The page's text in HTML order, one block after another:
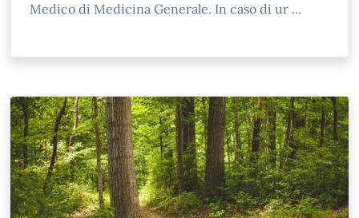
Medico di Medicina Generale. In caso di ur ...